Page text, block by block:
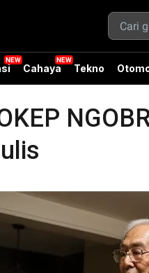
Cahaya Tekno